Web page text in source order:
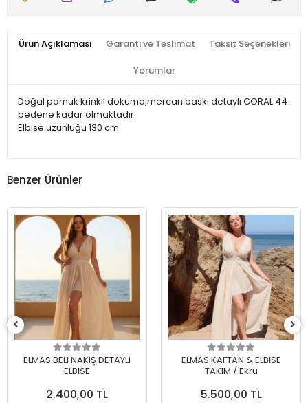
Ürün Açıklaması Garanti ve Teslimat Taksit Seçenekleri
Yorumlar
Doğal pamuk krinkil dokuma,mercan baskı detaylı CORAL 44
bedene kadar olmaktadır.
Elbise uzunluğu 130 cm
Benzer Ürünler
ELMAS BELİ NAKIŞ DETAYLI
ELBİSE
2.400,00 TL
ELMAS KAFTAN & ELBİSE
TAKIM / Ekru
5.500,00 TL